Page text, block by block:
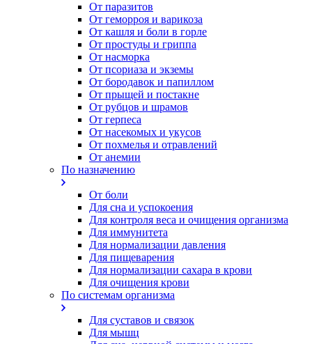
От паразитов
Oт геморроя и варикоза
От кашля и боли в горле
От простуды и гриппа
От насморка
Oт псориаза и экземы
От бородавок и папиллом
От прыщей и постакне
От рубцов и шрамов
От герпеса
От насекомых и укусов
От похмелья и отравлений
От анемии
По назначению
От боли
Для сна и успокоения
Для контроля веса и очищения организма
Для иммунитета
Для нормализации давления
Для пищеварения
Для нормализации сахара в крови
Для очищения крови
По системам организма
Для суставов и связок
Для мышц